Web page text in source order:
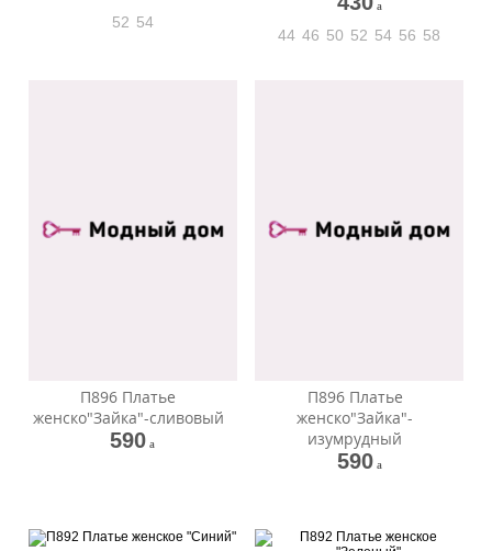
52 54
a
44 46 50 52 54 56 58
П896 Платье
женско"Зайка"-сливовый
590 a
П896 Платье
женско"Зайка"-
изумрудный
590 a